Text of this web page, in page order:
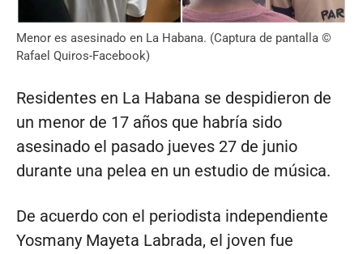
Menor es asesinado en La Habana. (Captura de pantalla ©
Rafael Quiros-Facebook)
Residentes en La Habana se despidieron de
un menor de 17 años que habría sido
asesinado el pasado jueves 27 de junio
durante una pelea en un estudio de música.
De acuerdo con el periodista independiente
Yosmany Mayeta Labrada, el joven fue